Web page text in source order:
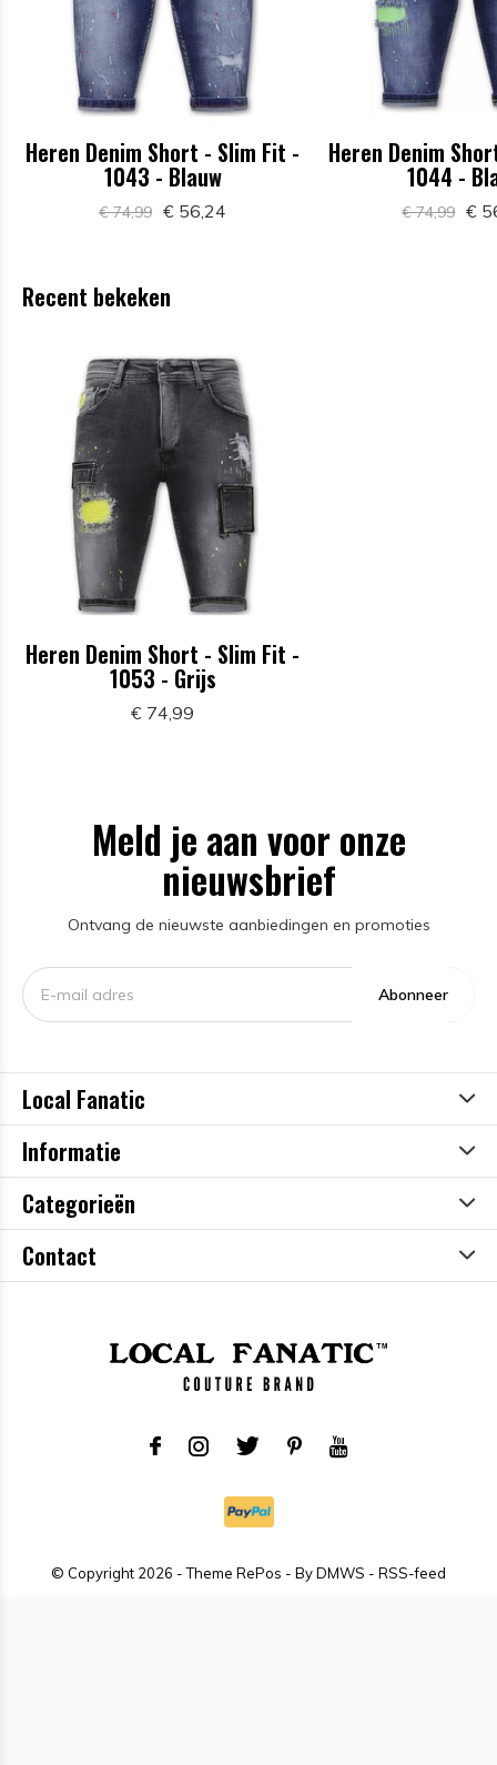
Heren Denim Short - Slim Fit -
1043 - Blauw
€ 74,99 € 56,24
Heren Denim
1044 -
€ 74,99 €
Recent bekeken
Heren Denim Short - Slim Fit -
1053 - Grijs
€ 74,99
Meld je aan voor onze
nieuwsbrief
Ontvang de nieuwste aanbiedingen en promoties
Abonneer
Local Fanatic
Informatie
Categorieën
Contact
© Copyright 2026 - Theme RePos - ByDMWS - RSS-feed